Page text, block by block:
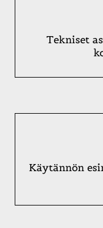
Tekniset
Käytännön